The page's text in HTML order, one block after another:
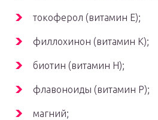
токоферол (витамин Е);
филлохинон (витамин К);
биотин (витамин H);
флавоноиды (витамин P);
магний;